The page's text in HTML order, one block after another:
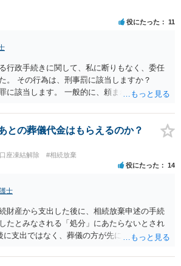
役にたった 11
行政手続きに関して、私に断りもなく、委任
た。 その行為は、刑事罰に該当しますか？
に該当します。 一般的に、頼まれた（委任さ
使用することはまでは依頼の範囲ではない
ます。
との葬儀代金はもらえるのか？
座凍結解除 #相続放棄
役にたった 14
士
財産から支出した後に、相続放棄申述の手続
たとみなされる「処分」にあたらないとされ
に支出ではなく、葬儀の方が先に来るのが通常
思いますが) ただ、葬儀費用ならいくらでもよ